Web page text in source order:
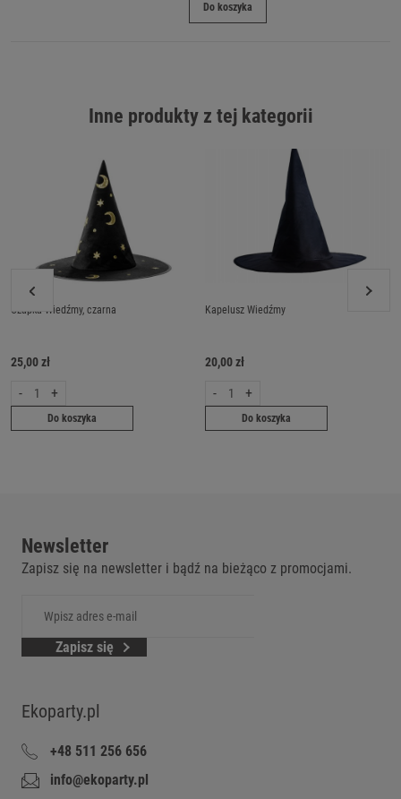
Do koszyka
Inne produkty z tej kategorii
Czapka Wiedźmy, czarna
25,00 zł
- +
Do koszyka
Kapelusz Wiedźmy
20,00 zł
- +
Do koszyka
Newsletter
Zapisz się na newsletter i bądź na bieżąco z promocjami.
Zapisz się
Ekoparty.pl
+48 511 256 656
info@ekoparty.pl